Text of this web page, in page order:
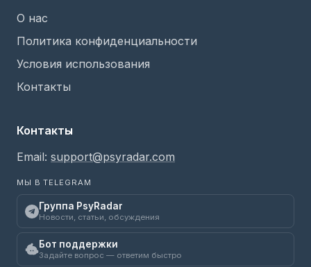
О нас
Политика конфиденциальности
Условия использования
Контакты
Контакты
Email: support@psyradar.com
МЫ В TELEGRAM
Группа PsyRadar
Новости, статьи, обсуждения
Бот поддержки
Задайте вопрос — ответим быстро